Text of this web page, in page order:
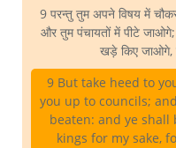
9 परन्तु तुम अपने विषय में
और तुम पंचायतों में पीटे
खड़े किए जाओगे,
9 But take heed to
you up to councils;
beaten: and ye
kings for my sake,